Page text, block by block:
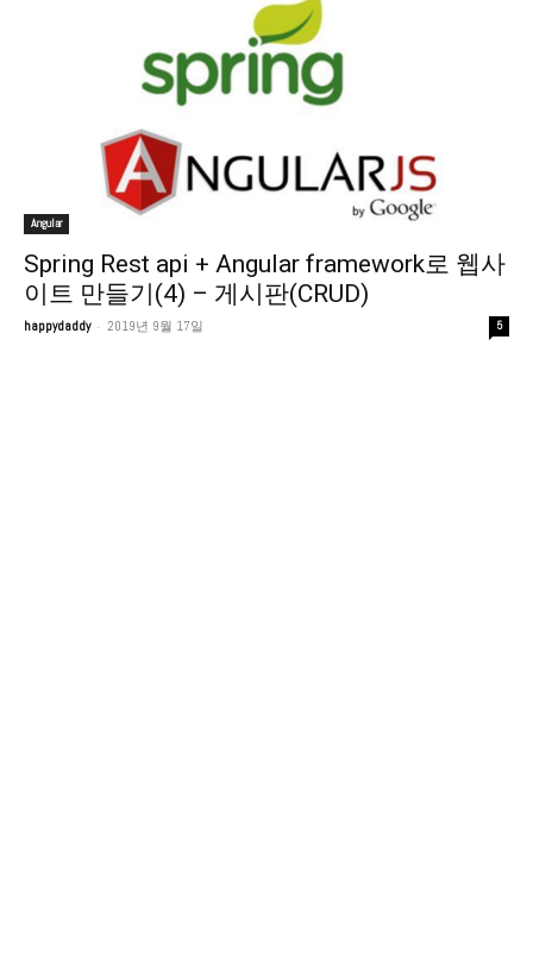
Angular
Spring Rest api + Angular framework로 웹사
이트 만들기(4) – 게시판(CRUD)
happydaddy - 2019년 9월 17일 5